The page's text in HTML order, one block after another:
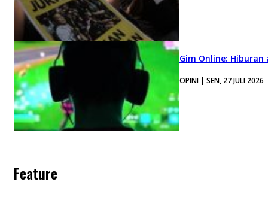
Gim Online:
OPINI | SEN, 27 JULI 2026
Feature